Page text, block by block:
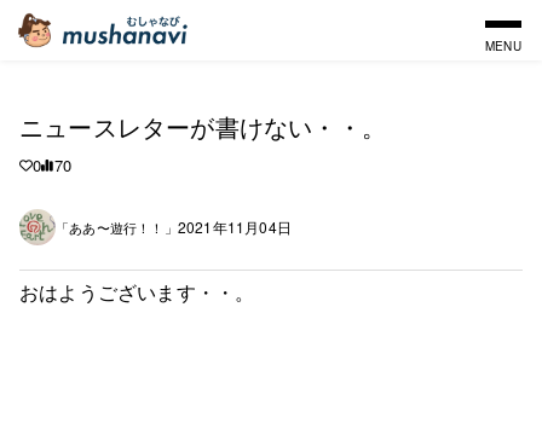
MENU
ニュースレターが書けない・・。
0 70
「ああ〜遊行！！」 2021年11月04日
おはようございます・・。